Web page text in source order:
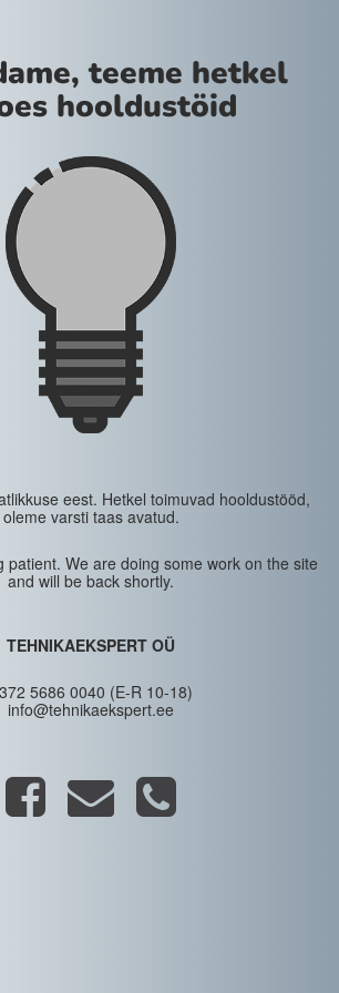
teeme hetkel
hooldustöid
eest. Hetkel toimuvad hooldustööd,
oleme varsti taas avatud.
patient. We are doing some work on the site
and will be back shortly.
TEHNIKAEKSPERT OÜ
5686 0040 (E-R 10-18)
info@tehnikaekspert.ee